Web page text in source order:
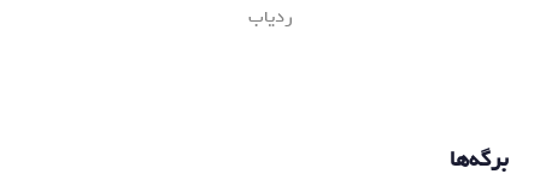
ردیاب
برگه‌ها